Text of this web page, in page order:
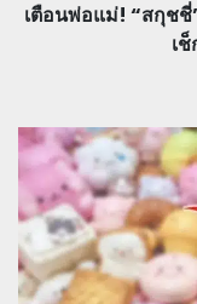
เตือนพ่อแม่! “สกุชชี่
เ